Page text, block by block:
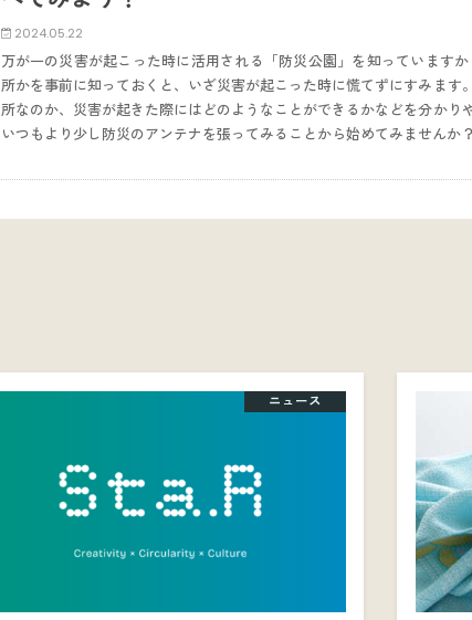
2024.05.22
万が一の災害が起こった時に活用される「防災公園」を知っています
所かを事前に知っておくと、いざ災害が起こった時に慌てずにすみます
所なのか、災害が起きた際にはどのようなことができるかなどを分かり
いつもより少し防災のアンテナを張ってみることから始めてみませんか？
ニュース